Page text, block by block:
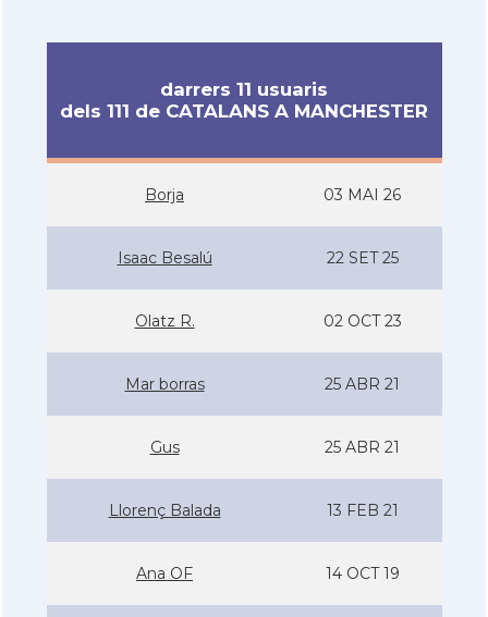
darrers 11 usuaris
dels 111 de CATALANS A MANCHESTER
Borja 03 MAI 26
Isaac Besalú 22 SET 25
Olatz R. 02 OCT 23
Mar borras 25 ABR 21
Gus 25 ABR 21
Llorenç Balada 13 FEB 21
Ana OF 14 OCT 19